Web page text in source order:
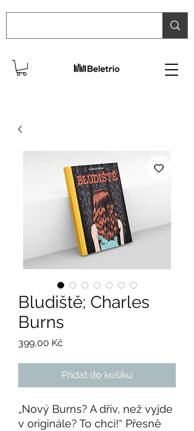
Bludiště; Charles
Burns
399,00 Kč
Přidat do košíku
„Nový Burns? A dřív, než vyjde
v originále? To chci!“ Přesně